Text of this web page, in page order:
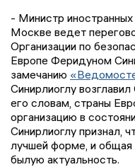
- Министр
Москве ведет
Организации по
Европе Феридуном
замечанию
Синирлиоглу
его словам, страны
организацию в
Синирлиоглу признал,
лучшей форме, и общая
былую актуальность.